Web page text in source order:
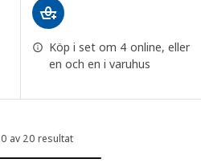
Köp i set om 4 online, eller
en och en i varuhus
av 20 resultat